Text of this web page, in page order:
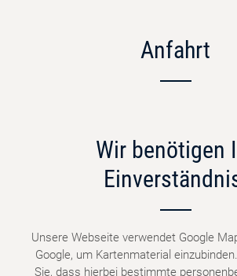
Anfahrt
Wir benötigen
Unsere Webseite verwendet Google
Google, um Kartenmaterial
Sie, dass hierbei bestimmte